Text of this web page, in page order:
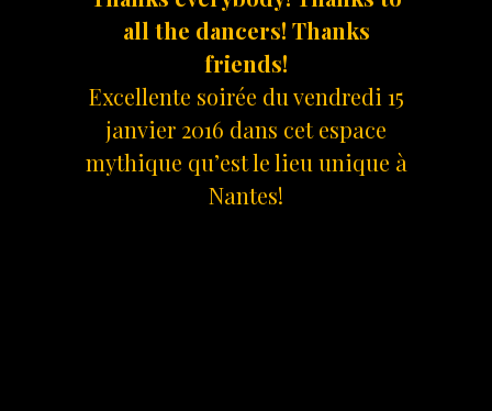
all the dancers! Thanks
friends!
Excellente soirée du vendredi 15
janvier 2016 dans cet espace
mythique qu’est le lieu unique à
Nantes!